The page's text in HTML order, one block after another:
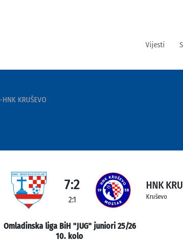
Vijesti
HNK KRUŠEVO
7:2
2:1
HNK
Kruševo
Omladinska liga BiH "JUG" juniori 25/26
10. kolo